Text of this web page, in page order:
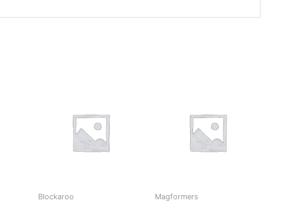
Blockaroo Magformers